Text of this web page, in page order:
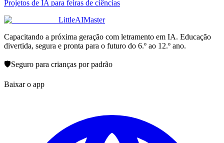
Projetos de IA para feiras de ciências
LittleAIMaster
Capacitando a próxima geração com letramento em IA. Educação
divertida, segura e pronta para o futuro do 6.º ao 12.º ano.
🛡️Seguro para crianças por padrão
Baixar o app